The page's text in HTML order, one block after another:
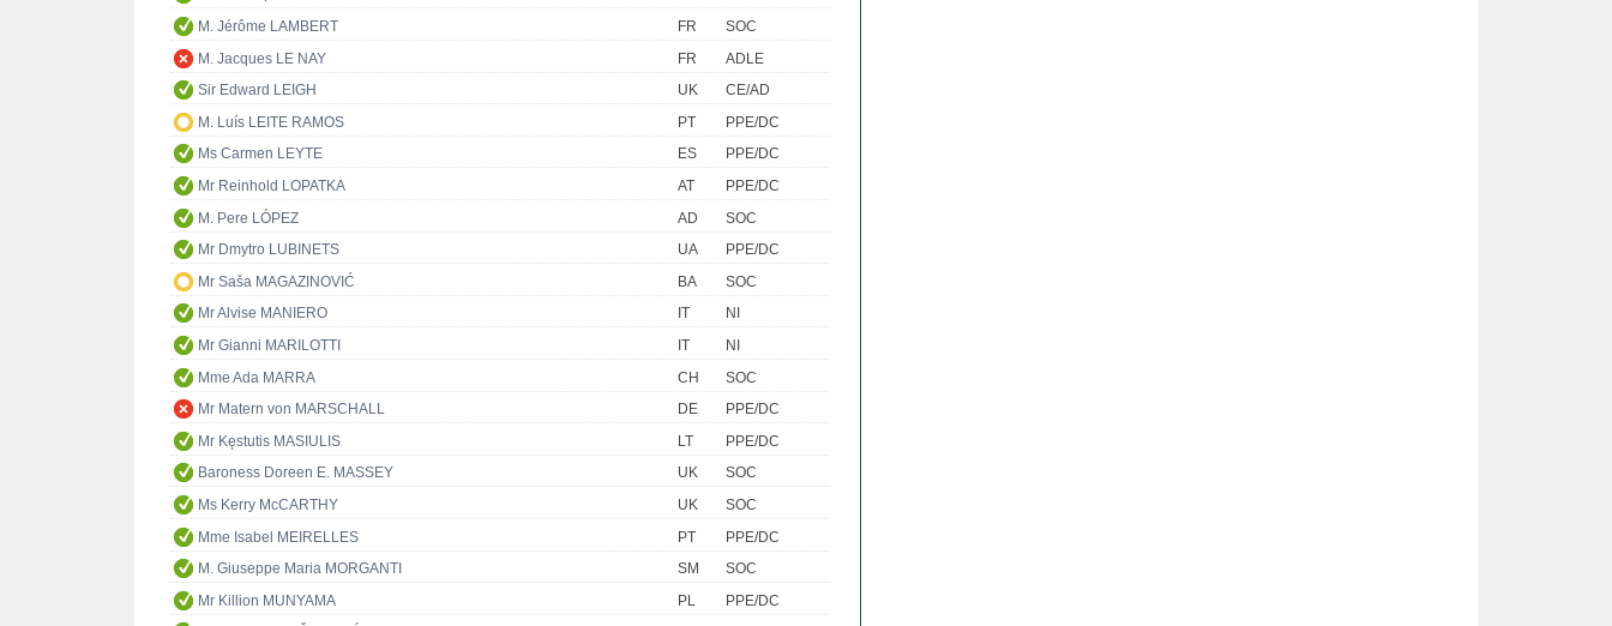
M. Jérôme LAMBERT
FR
SOC
M. Jacques LE NAY
FR
ADLE
Sir Edward LEIGH
UK
CE/AD
M. Luís LEITE RAMOS
PT
PPE/DC
Ms Carmen LEYTE
ES
PPE/DC
Mr Reinhold LOPATKA
AT
PPE/DC
M. Pere LÓPEZ
AD
SOC
Mr Dmytro LUBINETS
UA
PPE/DC
Mr Saša MAGAZINOVIĆ
BA
SOC
Mr Alvise MANIERO
IT
NI
Mr Gianni MARILOTTI
IT
NI
Mme Ada MARRA
CH
SOC
Mr Matern von MARSCHALL
DE
PPE/DC
Mr Kęstutis MASIULIS
LT
PPE/DC
Baroness Doreen E. MASSEY
UK
SOC
Ms Kerry McCARTHY
UK
SOC
Mme Isabel MEIRELLES
PT
PPE/DC
M. Giuseppe Maria MORGANTI
SM
SOC
Mr Killion MUNYAMA
PL
PPE/DC